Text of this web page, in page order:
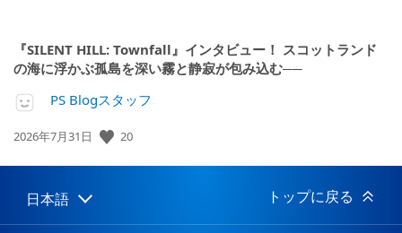
『SILENT HILL: Townfall』インタビュー！ スコットランド
の海に浮かぶ孤島を深い霧と静寂が包み込む──
PS Blogスタッフ
公
日:
2026年7月31日 20
Select
a
Current
region:
日本語 トップに戻る